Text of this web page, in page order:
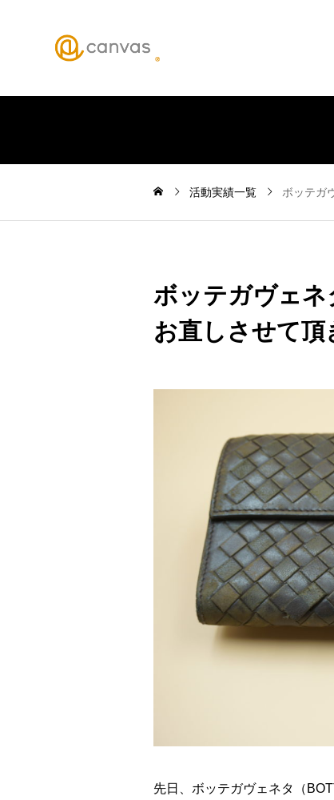
活動実績一覧 ボッテガ
ボッテガヴェネ
お直しさせて頂
先日、ボッテガヴェネタ（